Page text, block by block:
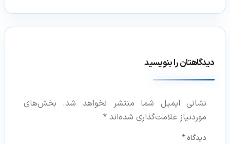
دیدگاهتان را بنویسید
نشانی ایمیل شما منتشر نخواهد شد.
بخش‌های
موردنیاز علامت‌گذاری شده‌اند *
دیدگاه*